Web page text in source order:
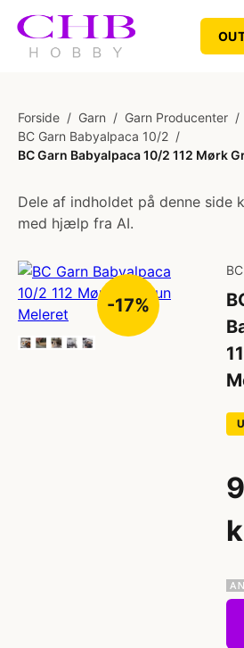
Forside / Garn / Garn Producenter /
BC Garn Babyalpaca 10/2 /
BC Garn Babyalpaca 10/2 112 Mørk
Dele af indholdet på denne side
med hjælp fra AI.
-17%